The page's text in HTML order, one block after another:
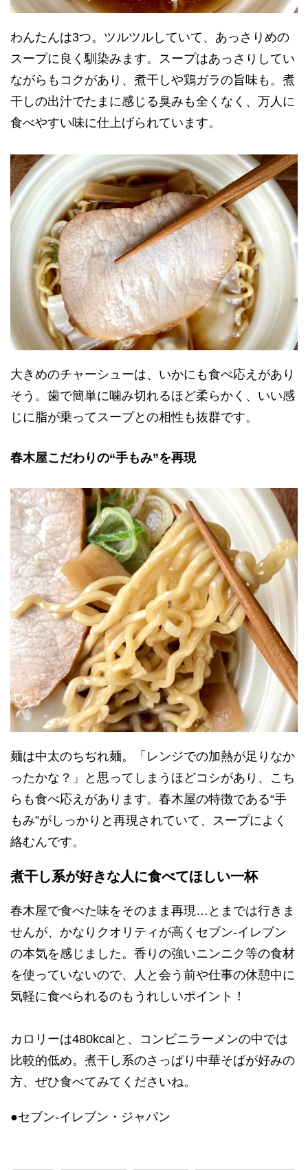
わんたんは3つ。ツルツルしていて、あっさりめの
スープに良く馴染みます。スープはあっさりしてい
ながらもコクがあり、煮干しや鶏ガラの旨味も。煮
干しの出汁でたまに感じる臭みも全くなく、万人に
食べやすい味に仕上げられています。
大きめのチャーシューは、いかにも食べ応えがあり
そう。歯で簡単に噛み切れるほど柔らかく、いい感
じに脂が乗ってスープとの相性も抜群です。
春木屋こだわりの“手もみ”を再現
麺は中太のちぢれ麺。「レンジでの加熱が足りなか
ったかな？」と思ってしまうほどコシがあり、こち
らも食べ応えがあります。春木屋の特徴である“手
もみ”がしっかりと再現されていて、スープによく
絡むんです。
煮干し系が好きな人に食べてほしい一杯
春木屋で食べた味をそのまま再現…とまでは行きま
せんが、かなりクオリティが高くセブン-イレブン
の本気を感じました。香りの強いニンニク等の食材
を使っていないので、人と会う前や仕事の休憩中に
気軽に食べられるのもうれしいポイント！
カロリーは480kcalと、コンビニラーメンの中では
比較的低め。煮干し系のさっぱり中華そばが好みの
方、ぜひ食べてみてくださいね。
●セブン‐イレブン・ジャパン